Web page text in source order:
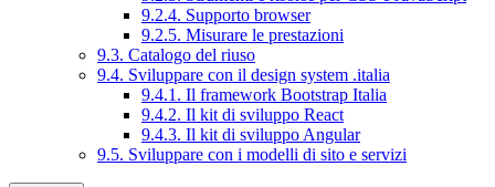
9.2.4. Supporto browser
9.2.5. Misurare le prestazioni
9.3. Catalogo del riuso
9.4. Sviluppare con il design system .italia
9.4.1. Il framework Bootstrap Italia
9.4.2. Il kit di sviluppo React
9.4.3. Il kit di sviluppo Angular
9.5. Sviluppare con i modelli di sito e servizi